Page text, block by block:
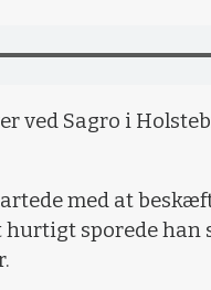
ved Sagro i
med at
sporede han